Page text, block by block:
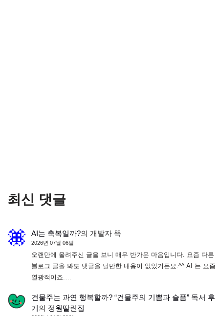
최신 댓글
AI는 축복일까?의 개발자 뜩
2026년 07월 06일
오랜만에 올려주신 글을 보니 매우 반가운 마음입니다. 요즘 다른
블로그 글을 봐도 댓글을 달만한 내용이 없었거든요.^^ AI 는 요즘
열광적이죠.…
건물주는 과연 행복할까? “건물주의 기쁨과 슬픔” 독서 후
기의 정원딸린집